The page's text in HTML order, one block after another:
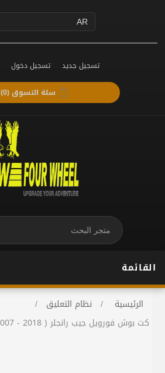
تسجيل جديد تسجيل دخول
سلة التسوق(0)
القائمة
الرئيسية / نظام التعليق
/
كت بوش فورويل جيب رانجلر JK ( 2007 - 2018 )